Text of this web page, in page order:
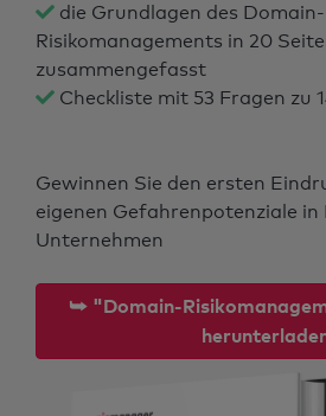
die Grundlagen des Domain-
Risikomanagements in 20
zusammengefasst
Checkliste mit 53 Fragen zu
Gewinnen Sie den ersten
eigenen Gefahrenpotenziale in
Unternehmen
⮩ "Domain-